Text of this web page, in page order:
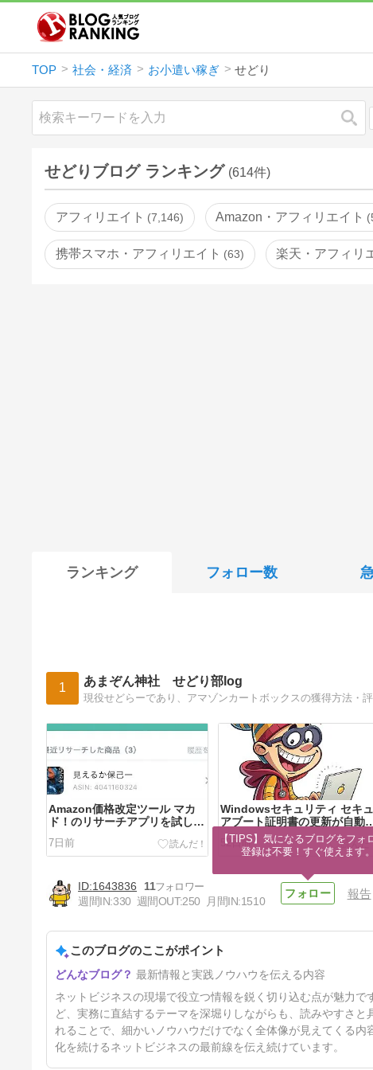
TOP 社会・経済 お小遣い稼ぎ せどり
検索
せどりブログ ランキング (614件)
アフィリエイト 7,146 Amazon・アフィリエイト
携帯スマホ・アフィリエイト 63 楽天・アフィリ
ランキング フォロー数
1 あまぞん神社 せどり部log
Amazon価格改定ツール マカ
ド！のリサーチアプリを試して
7日前
Windowsセキュリティ セキュ
アブート証明書の更新が自動
に行われない場合の対処法ま
め52日前
検索はチカラになる「3.11」
東日本大震災から15年
5ヶ月前
1643836
11
週間IN:330 週間OUT:250 月間IN:1510
報告
このブログのここがポイント
最新情報と実践ノウハウを伝える内容
ネットビジネスの現場で役立つ情報を鋭く切り込む点が魅力
ど、実務に直結するテーマを深堀りしながらも、読みやすさ
れることで、細かいノウハウだけでなく全体像が見えてくる
化を続けるネットビジネスの最前線を伝え続けています。
【TIPS】気になるブログをフォ
登録は不要！すぐ使えます。